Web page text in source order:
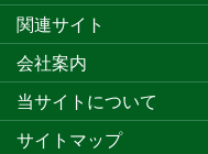
関連サイト
会社案内
当サイトについて
サイトマップ